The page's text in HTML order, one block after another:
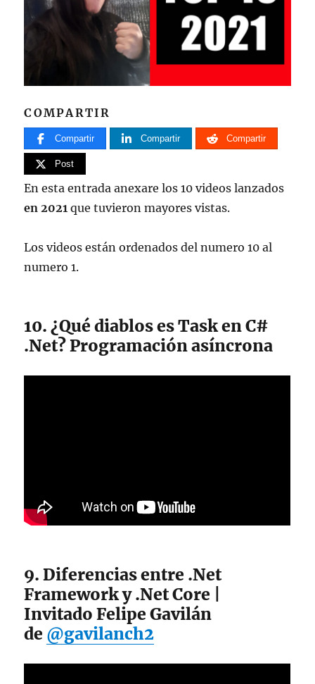
COMPARTIR
Compartir Compartir Compartir
Post
En esta entrada anexare los 10 videos lanzados
en 2021 que tuvieron mayores vistas.
Los videos están ordenados del numero 10 al
numero 1.
10. ¿Qué diablos es Task en C#
.Net? Programación asíncrona
9. Diferencias entre .Net
Framework y .Net Core |
Invitado Felipe Gavilán
de @gavilanch2